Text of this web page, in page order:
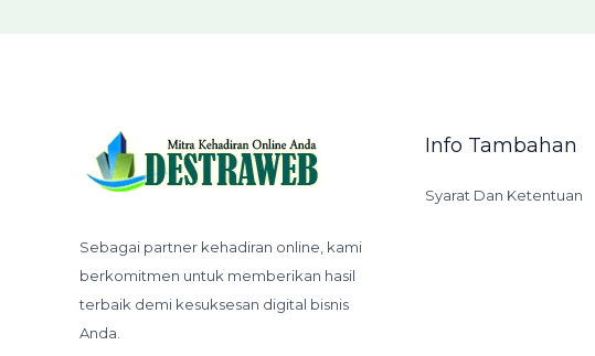
Sebagai partner kehadiran online, kami
berkomitmen untuk memberikan hasil
terbaik demi kesuksesan digital bisnis
Anda.
Info Tambahan
Syarat Dan Ketentuan